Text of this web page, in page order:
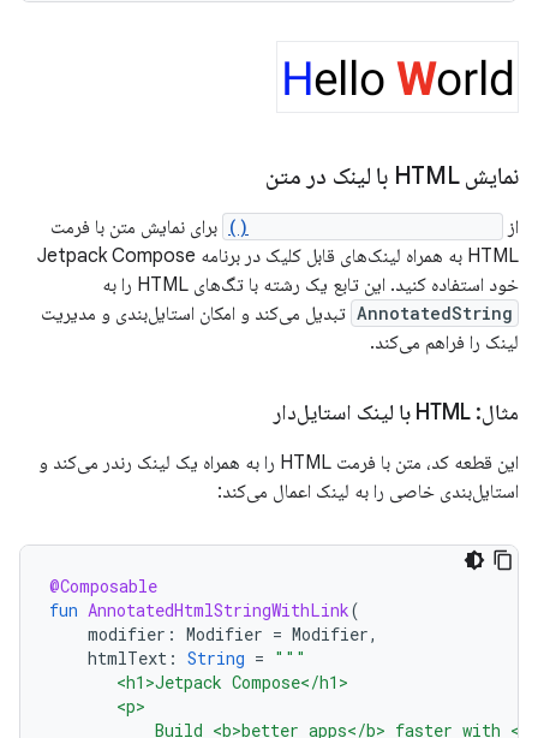
نمایش HTML با لینک در متن
از
برای نمایش متن با فرمت
HTML به همراه لینک‌های قابل کلیک در برنامه Jetpack Compose
خود استفاده کنید. این تابع یک رشته با تگ‌های HTML را به
AnnotatedString تبدیل می‌کند و امکان استایل‌بندی و مدیریت
لینک را فراهم می‌کند.
مثال: HTML با لینک استایل‌دار
این قطعه کد، متن با فرمت HTML را به همراه یک لینک رندر می‌کند و
استایل‌بندی خاصی را به لینک اعمال می‌کند:
@Composable
fun AnnotatedHtmlStringWithLink(
modifier : Modifier = Modifier,
htmlText : String = """
       <h1>Jetpack Compose</h1>
       <p>
Build <b>better apps</b> faster with